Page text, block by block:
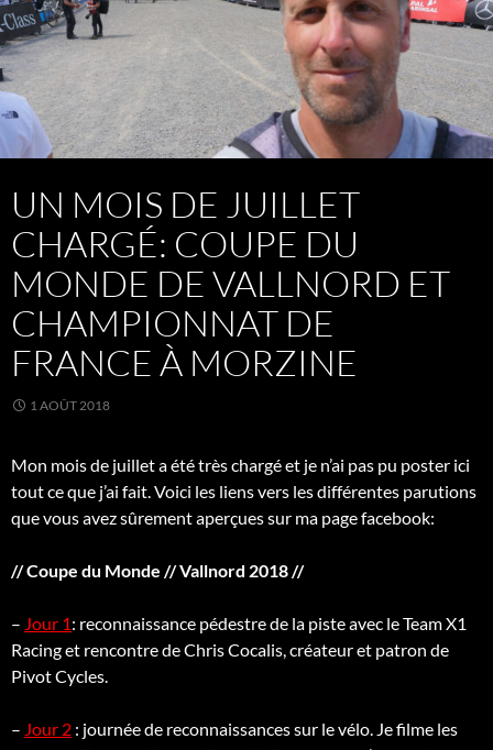
UN MOIS DE JUILLET
CHARGÉ: COUPE DU
MONDE DE VALLNORD ET
CHAMPIONNAT DE
FRANCE À MORZINE
1 AOÛT 2018
Mon mois de juillet a été très chargé et je n’ai pas pu poster ici
tout ce que j’ai fait. Voici les liens vers les différentes parutions
que vous avez sûrement aperçues sur ma page facebook:
// Coupe du Monde // Vallnord 2018 //
– Jour 1: reconnaissance pédestre de la piste avec le Team X1
Racing et rencontre de Chris Cocalis, créateur et patron de
Pivot Cycles.
– Jour 2 : journée de reconnaissances sur le vélo. Je filme les